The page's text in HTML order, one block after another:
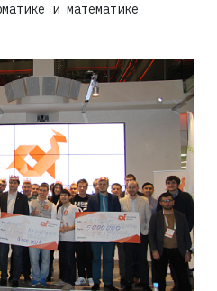
и математике